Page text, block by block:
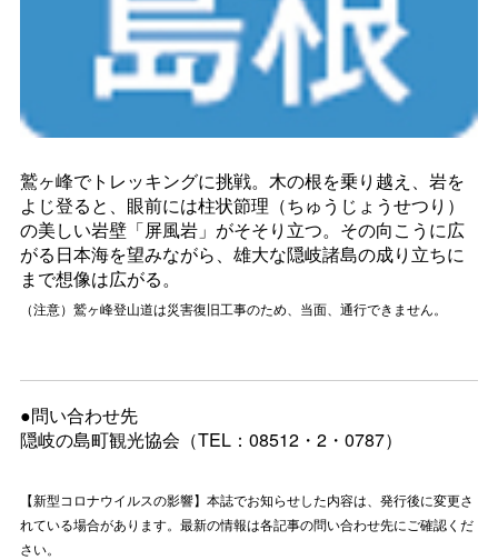
鷲ヶ峰でトレッキングに挑戦。木の根を乗り越え、岩を
よじ登ると、眼前には柱状節理（ちゅうじょうせつり）
の美しい岩壁「屏風岩」がそそり立つ。その向こうに広
がる日本海を望みながら、雄大な隠岐諸島の成り立ちに
まで想像は広がる。
（注意）鷲ヶ峰登山道は災害復旧工事のため、当面、通行できません。
●問い合わせ先
隠岐の島町観光協会（TEL：08512・2・0787）
【新型コロナウイルスの影響】本誌でお知らせした内容は、発行後に変更さ
れている場合があります。最新の情報は各記事の問い合わせ先にご確認くだ
さい。